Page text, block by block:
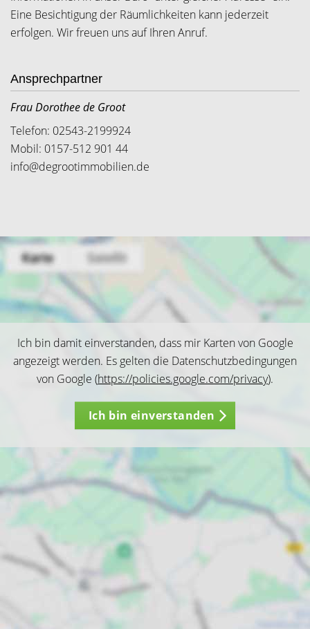
Eine Besichtigung der Räumlichkeiten kann jederzeit
erfolgen. Wir freuen uns auf Ihren Anruf.
Ansprechpartner
Frau Dorothee de Groot
Telefon: 02543-2199924
Mobil: 0157-512 901 44
info@degrootimmobilien.de
Ich bin damit einverstanden, dass mir Karten von Google
angezeigt werden. Es gelten die Datenschutzbedingungen
von Google (https://policies.google.com/privacy).
Ich bin einverstanden